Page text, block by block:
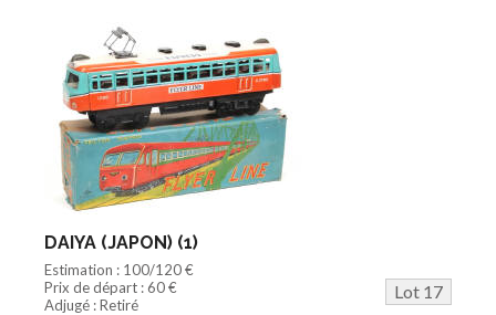
DAIYA (JAPON) (1)
Estimation : 100/120 €
Prix de départ : 60 €
Lot 17
Adjugé : Retiré